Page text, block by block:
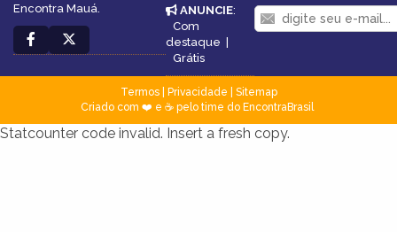
Encontra Mauá.
ANUNCIE:
Com
destaque |
Grátis
Termos| Privacidade
Sitemap
Criado com ❤️ e ☕ pelo time do EncontraBrasil
Statcounter code invalid. Insert a fresh copy.